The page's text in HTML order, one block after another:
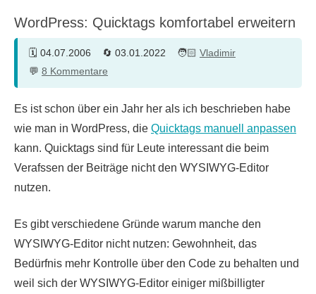
WordPress: Quicktags komfortabel erweitern
04.07.2006 03.01.2022
Vladimir
8 Kommentare
Es ist schon über ein Jahr her als ich beschrieben habe
wie man in WordPress, die Quicktags manuell anpassen
kann. Quicktags sind für Leute interessant die beim
Verafssen der Beiträge nicht den WYSIWYG-Editor
nutzen.
Es gibt verschiedene Gründe warum manche den
WYSIWYG-Editor nicht nutzen: Gewohnheit, das
Bedürfnis mehr Kontrolle über den Code zu behalten und
weil sich der WYSIWYG-Editor einiger mißbilligter